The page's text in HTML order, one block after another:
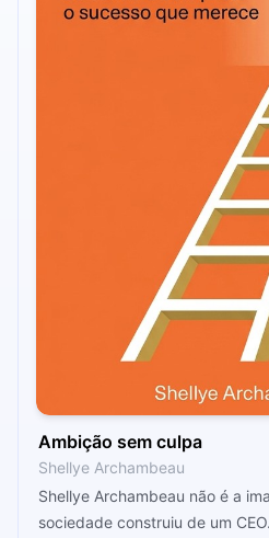
Ambição sem culpa
Shellye Archambeau
Shellye Archambeau não é a
sociedade construiu de um